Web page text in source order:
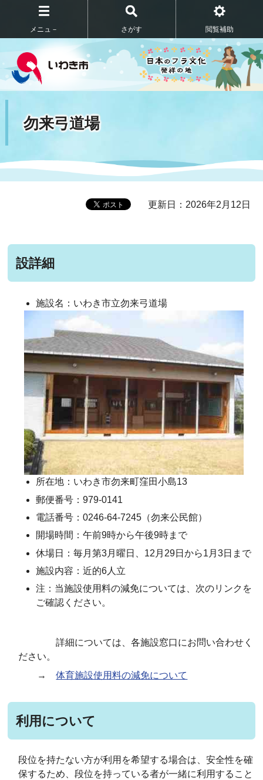
メニュ－ さがす 閲覧補助
勿来弓道場
更新日：2026年2月12日
設詳細
施設名：いわき市立勿来弓道場
所在地：いわき市勿来町窪田小島13
郵便番号：979-0141
電話番号：0246-64-7245（勿来公民館）
開場時間：午前9時から午後9時まで
休場日：毎月第3月曜日、12月29日から1月3日まで
施設内容：近的6人立
注：当施設使用料の減免については、次のリンクを
ご確認ください。
詳細については、各施設窓口にお問い合わせく
ださい。
→体育施設使用料の減免について
利用について
段位を持たない方が利用を希望する場合は、安全性を確
保するため、段位を持っている者が一緒に利用すること